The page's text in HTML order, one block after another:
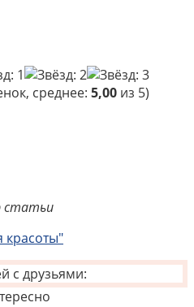
среднее: 5,00 из 5)
статьи
красоты"
с друзьями: